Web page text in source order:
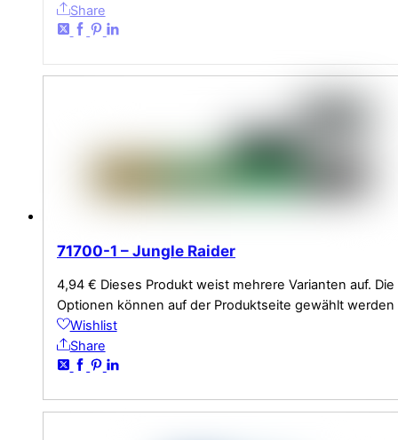
Share
71700-1 – Jungle Raider
4,94 € Dieses Produkt weist mehrere Varianten auf. Die
Optionen können auf der Produktseite gewählt werden
Wishlist
Share